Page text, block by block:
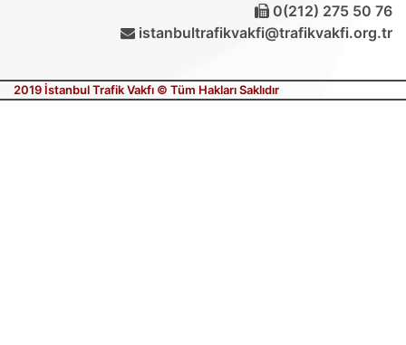
0(212) 275 50 76
istanbultrafikvakfi@trafikvakfi.org.tr
2019 İstanbul Trafik Vakfı © Tüm Hakları Saklıdır